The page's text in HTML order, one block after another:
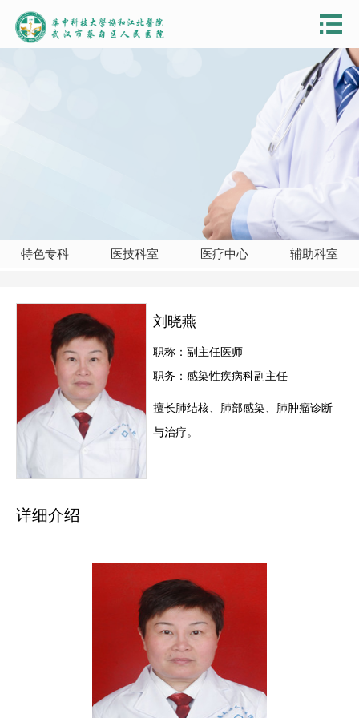
特色专科 医技科室 医疗中心 辅助科室
刘晓燕
职称：副主任医师
职务：感染性疾病科副主任
擅长肺结核、肺部感染、肺肿瘤诊断
与治疗。
详细介绍